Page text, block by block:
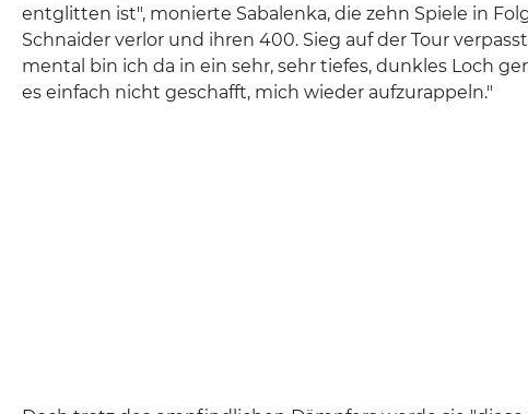
entglitten ist", monierte Sabalenka, die zehn Spiele in
Schnaider verlor und ihren 400. Sieg auf der Tour
mental bin ich da in ein sehr, sehr tiefes, dunkles Loch
es einfach nicht geschafft, mich wieder aufzurappeln."